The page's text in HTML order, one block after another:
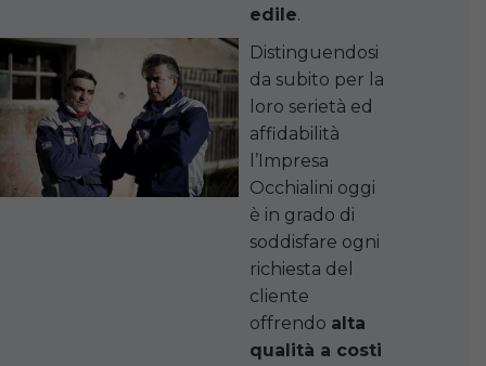
edile.
Distinguendosi
da subito per la
loro serietà ed
affidabilità
l’Impresa
Occhialini oggi
è in grado di
soddisfare ogni
richiesta del
cliente
offrendo alta
qualità a costi